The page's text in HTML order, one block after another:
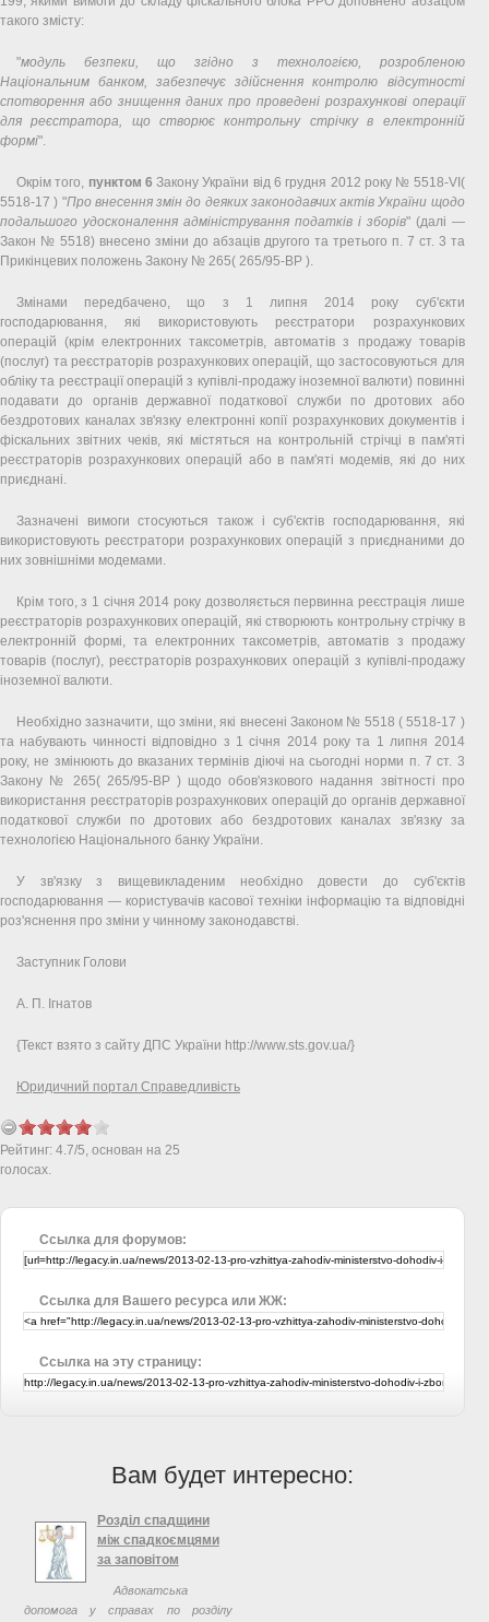
такого змісту:
"модуль безпеки, що згідно з технологією, розробленою
Національним банком, забезпечує здійснення контролю відсутності
спотворення або знищення даних про проведені розрахункові операції
для реєстратора, що створює контрольну стрічку в електронній
формі".
Окрім того, пунктом 6 Закону України від 6 грудня 2012 року № 5518-VI(
5518-17 ) "Про внесення змін до деяких законодавчих актів України щодо
подальшого удосконалення адміністрування податків і зборів" (далі —
Закон № 5518) внесено зміни до абзаців другого та третього п. 7 ст. 3 та
Прикінцевих положень Закону № 265( 265/95-ВР ).
Змінами передбачено, що з 1 липня 2014 року суб'єкти
господарювання, які використовують реєстратори розрахункових
операцій (крім електронних таксометрів, автоматів з продажу товарів
(послуг) та реєстраторів розрахункових операцій, що застосовуються для
обліку та реєстрації операцій з купівлі-продажу іноземної валюти) повинні
подавати до органів державної податкової служби по дротових або
бездротових каналах зв'язку електронні копії розрахункових документів і
фіскальних звітних чеків, які містяться на контрольній стрічці в пам'яті
реєстраторів розрахункових операцій або в пам'яті модемів, які до них
приєднані.
Зазначені вимоги стосуються також і суб'єктів господарювання, які
використовують реєстратори розрахункових операцій з приєднаними до
них зовнішніми модемами.
Крім того, з 1 січня 2014 року дозволяється первинна реєстрація лише
реєстраторів розрахункових операцій, які створюють контрольну стрічку в
електронній формі, та електронних таксометрів, автоматів з продажу
товарів (послуг), реєстраторів розрахункових операцій з купівлі-продажу
іноземної валюти.
Необхідно зазначити, що зміни, які внесені Законом № 5518 ( 5518-17 )
та набувають чинності відповідно з 1 січня 2014 року та 1 липня 2014
року, не змінюють до вказаних термінів діючі на сьогодні норми п. 7 ст. 3
Закону № 265( 265/95-ВР ) щодо обов'язкового надання звітності про
використання реєстраторів розрахункових операцій до органів державної
податкової служби по дротових або бездротових каналах зв'язку за
технологією Національного банку України.
У зв'язку з вищевикладеним необхідно довести до суб'єктів
господарювання — користувачів касової техніки інформацію та відповідні
роз'яснення про зміни у чинному законодавстві.
Заступник Голови
А. П. Ігнатов
{Текст взято з сайту ДПС України http://www.sts.gov.ua/}
Юридичний портал Справедливість
Рейтинг: 4.7/5, основан на 25
голосах.
Ссылка для форумов:
Ссылка для Вашего ресурса или ЖЖ:
Ссылка на эту страницу:
Вам будет интересно:
Розділ спадщини
між спадкоємцями
за заповітом
Адвокатська
допомога у справах по розділу